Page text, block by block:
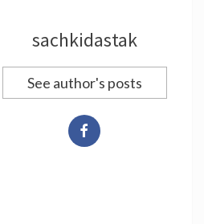
sachkidastak
See author's posts